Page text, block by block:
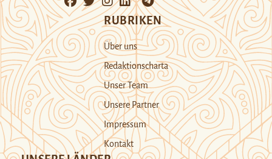
RUBRIKEN
Über uns
Redaktionscharta
Unser Team
Unsere Partner
Impressum
Kontakt